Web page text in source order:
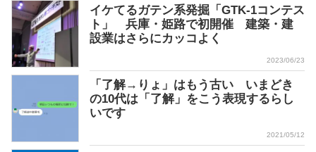
イケてるガテン系発掘「GTK-1コンテス
ト」 兵庫・姫路で初開催 建築・建
設業はさらにカッコよく
2023/06/23
「了解→りょ」はもう古い いまどき
の10代は「了解」をこう表現するらし
いです
2021/05/12